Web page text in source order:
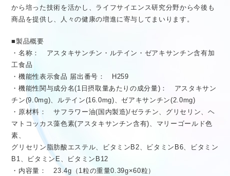
から培った技術を活かし、ライフサイエンス研究分野から今後も
商品を提供し、人々の健康の増進に寄与してまいります。
■製品概要
・名称： アスタキサンチン・ルテイン・ゼアキサンチン含有加
工食品
・機能性表示食品 届出番号： H259
・機能性関与成分名(1日摂取量あたりの成分量)： アスタキサン
チン(9.0mg)、ルテイン(16.0mg)、ゼアキサンチン(2.0mg)
・原材料： サフラワー油(国内製造)/ゼラチン、グリセリン、ヘ
マトコッカス藻色素(アスタキサンチン含有)、マリーゴールド色
素、
グリセリン脂肪酸エステル、ビタミンB2、ビタミンB6、ビタミン
B1、ビタミンE、ビタミンB12
・内容量： 23.4g（1粒の重量0.39g×60粒）